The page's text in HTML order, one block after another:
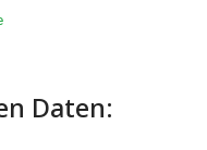
Daten: